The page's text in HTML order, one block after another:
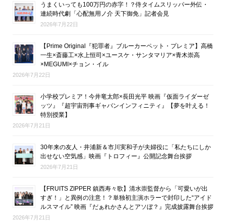
うまくいっても100万円の赤字！？侍タイムスリッパー外伝・
連続時代劇「心配無用ノ介 天下御免」記者会見
2026年7月22日
【Prime Original『犯罪者』ブルーカーペット・プレミア】高橋
一生×斎藤工×水上恒司×ユースケ・サンタマリア×青木崇高
×MEGUMI×チョン・イル
2026年7月22日
小学校プレミア！今井竜太郎×長田光平 映画『仮面ライダーゼ
ッツ』『超宇宙刑事ギャバンインフィニティ』【夢を叶える！
特別授業】
2026年7月21日
30年来の友人・井浦新＆市川実和子が夫婦役に「私たちにしか
出せない空気感」映画『トロフィー』公開記念舞台挨拶
2026年7月21日
【FRUITS ZIPPER 鎮西寿々歌】清水崇監督から「可愛いが出
すぎ！」と異例の注意！？単独初主演ホラーで封印した“アイド
ルスマイル” 映画『だぁれかさんとアソぼ？』完成披露舞台挨拶
2026年7月21日